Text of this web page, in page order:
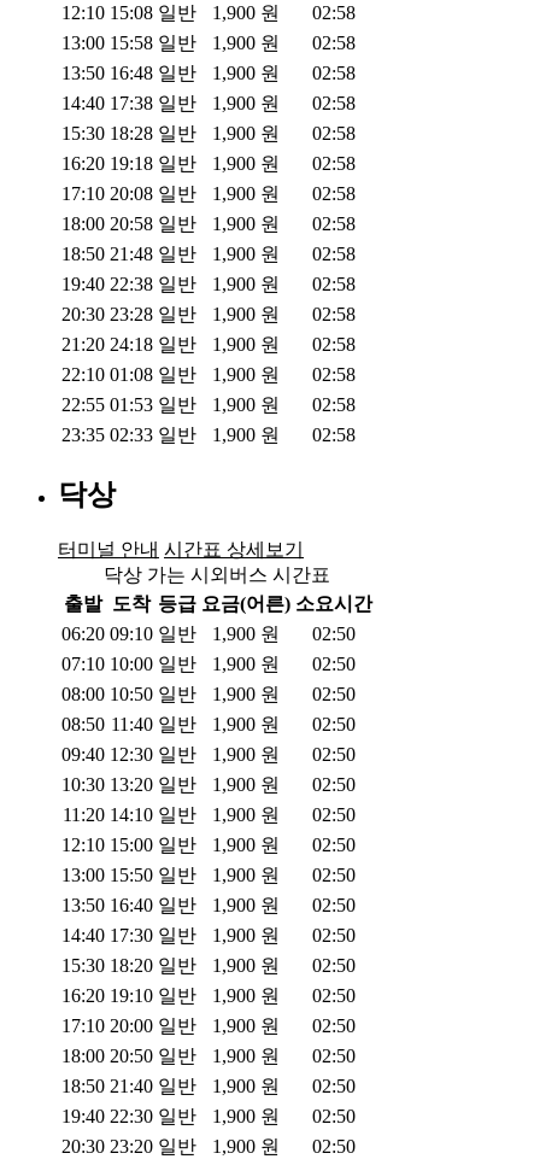
12:10 15:08 일반 1,900 원
02:58
13:00 15:58 일반 1,900 원
02:58
13:50 16:48 일반 1,900 원
02:58
14:40 17:38 일반 1,900 원
02:58
15:30 18:28 일반 1,900 원
02:58
16:20 19:18 일반 1,900 원
02:58
17:10 20:08 일반 1,900 원
02:58
18:00 20:58 일반 1,900 원
02:58
18:50 21:48 일반 1,900 원
02:58
19:40 22:38 일반 1,900 원
02:58
20:30 23:28 일반 1,900 원
02:58
21:20 24:18 일반 1,900 원
02:58
22:10 01:08 일반 1,900 원
02:58
22:55 01:53 일반 1,900 원
02:58
23:35 02:33 일반 1,900 원 02:58
닥상
터미널 안내 시간표 상세보기
닥상 가는 시외버스 시간표
출발 도착 등급 요금(어른) 소요시간
06:20 09:10 일반 1,900 원
02:50
07:10 10:00 일반 1,900 원
02:50
08:00 10:50 일반 1,900 원
02:50
08:50 11:40 일반 1,900 원
02:50
09:40 12:30 일반 1,900 원
02:50
10:30 13:20 일반 1,900 원
02:50
11:20 14:10 일반 1,900 원
02:50
12:10 15:00 일반 1,900 원
02:50
13:00 15:50 일반 1,900 원
02:50
13:50 16:40 일반 1,900 원
02:50
14:40 17:30 일반 1,900 원
02:50
15:30 18:20 일반 1,900 원
02:50
16:20 19:10 일반 1,900 원
02:50
17:10 20:00 일반 1,900 원
02:50
18:00 20:50 일반 1,900 원
02:50
18:50 21:40 일반 1,900 원
02:50
19:40 22:30 일반 1,900 원
02:50
20:30 23:20 일반 1,900 원
02:50